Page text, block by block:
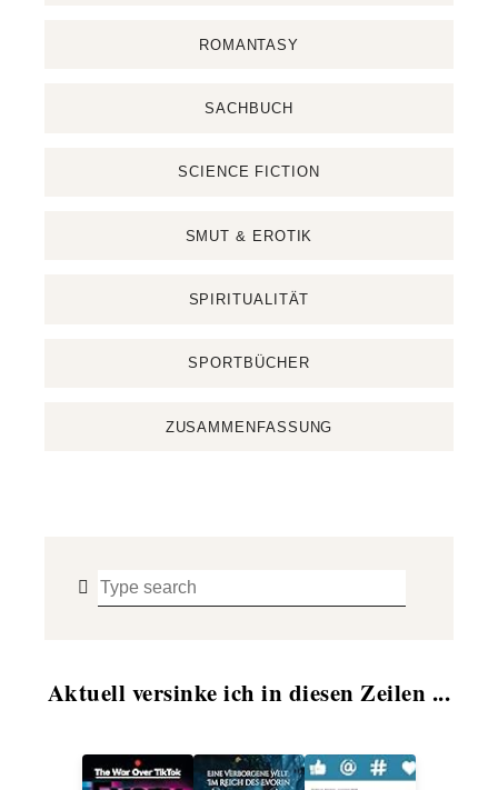
ROMANTASY
SACHBUCH
SCIENCE FICTION
SMUT & EROTIK
SPIRITUALITÄT
SPORTBÜCHER
ZUSAMMENFASSUNG
Aktuell versinke ich in diesen Zeilen ...